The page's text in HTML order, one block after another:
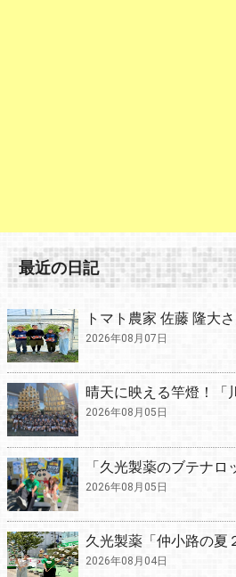
最近の日記
トマト農家 佐藤 隆大
2026年08月07日
晴天に映える竿燈！「
2026年08月05日
「久光製薬のブテナロ
2026年08月05日
久光製薬「仲小路の
2026年08月04日